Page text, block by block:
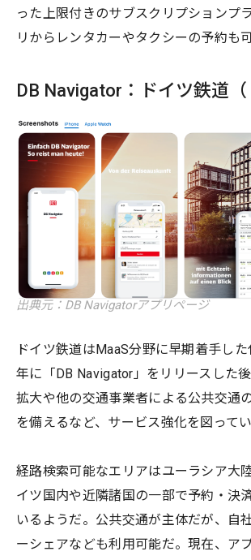
った上限付きのサブスクリプションプ
リからレンタカーやタクシーの予約も
DB Navigator：ドイツ鉄道（
出典元：DB Navigatorアプリページ
ドイツ鉄道はMaaS分野に早期着手し
年に「DB Navigator」をリリースした
拡大や他の交通事業者による公共交通
を備えるなど、サービス強化を図ってい
経路検索可能なエリアはユーラシア大
イツ国内や近隣諸国の一部で予約・決
いるようだ。公共交通が主体だが、自
ーシェアなども利用可能だ。現在、ア